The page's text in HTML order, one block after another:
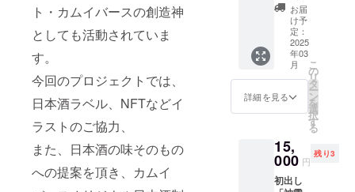
ト・カムイバースの創造神
としても活動されていま
す。
今回のプロジェクトでは、
日本酒ラベル、NFTなどイ
ラストのご協力、
また、日本酒の味そのもの
への提案を頂き、カムイ
ことが
条件と
なりま
ムイ
バース
神零オ
リジナ
ルグッ
ムイ
バース
キャラ
クター
NFT
NFT保
有特
典：期
間中保
有者
零リ
ピート
10%割
引優待
※ご支
援が複
ンに貼
付され
たラベ
ルや注
意書き
をご確
さ
い。」
ず、お
酒本来
のお米
の味わ
いをダ
イレク
トにお
届けで
す オリ
ジナル
ブラン
ド酒と
こぼ
し）」
を 藤原
カムイ
先生が
監修
し、味
を創り
さんの
製造法
り」で
ベル
720ml
を2本
カムイ
バース
に登場
するお
酒「神
零（神
を 藤原
カムイ
先生が
監修
お届
け予
定：
2025
年03
月
詳細を見る
こ
の
リ
タ
ー
ン
を
選
択
す
る
15,
000 円
残り3
初出し